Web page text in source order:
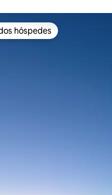
preferidos dos hóspedes
hóspedes